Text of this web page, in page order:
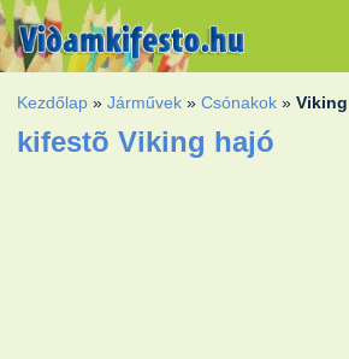
Kezdőlap »Járművek »Csónakok »
kifestõ Viking hajó